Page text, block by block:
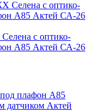
с оптико-
А85 Актей СА-26